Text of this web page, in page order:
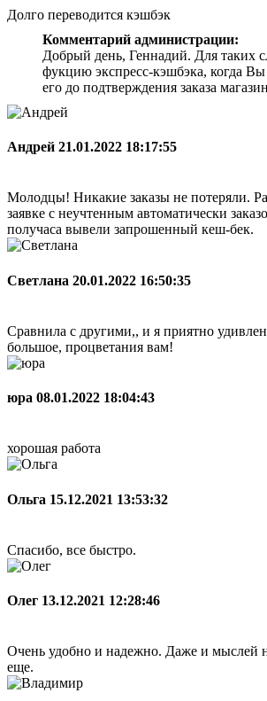
Долго переводится кэшбэк
Комментарий администрации:
Добрый день, Геннадий. Для таких
фукцию экспресс-кэшбэка, когда
его до подтверждения заказа
Андрей 21.01.2022 18:17:55
Молодцы! Никакие заказы не потеряли.
заявке с неучтенным автоматически
получаса вывели запрошенный кеш-бек.
Светлана 20.01.2022 16:50:35
Сравнила с другими,, и я приятно
большое, процветания вам!
юра 08.01.2022 18:04:43
хорошая работа
Ольга 15.12.2021 13:53:32
Спасибо, все быстро.
Олег 13.12.2021 12:28:46
Очень удобно и надежно. Даже и мыслей
еще.